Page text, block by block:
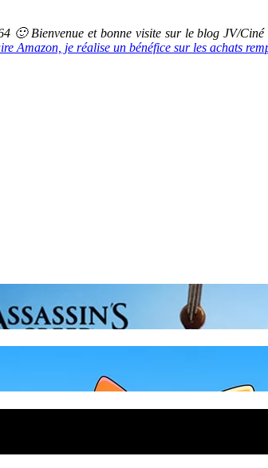
🙂 Bienvenue et bonne visite sur le blog JV/
Amazon, je réalise un bénéfice sur les achats